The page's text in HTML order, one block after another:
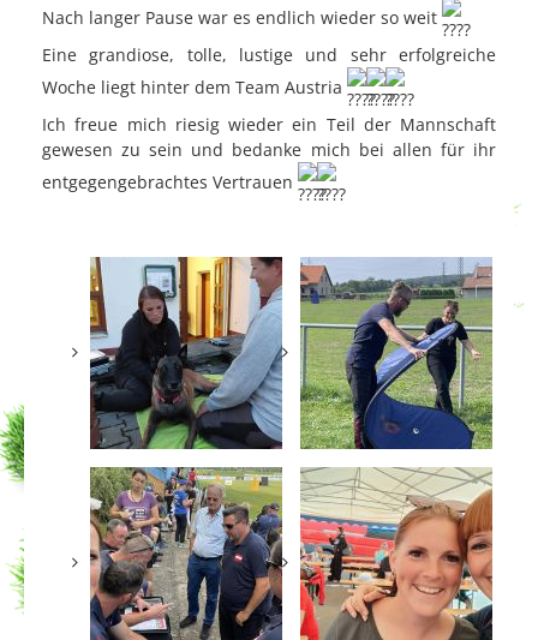
Onlineshop Nahrungsergänzungsmittel
Nach langer Pause war es endlich wieder so weit
Eine grandiose, tolle, lustige und sehr erfolgreiche
Woche liegt hinter dem Team Austria
Ichfreue mich riesig wieder ein Teil der Mannschaft
gewesen zu sein und bedanke mich bei allen für ihr
entgegengebrachtes Vertrauen